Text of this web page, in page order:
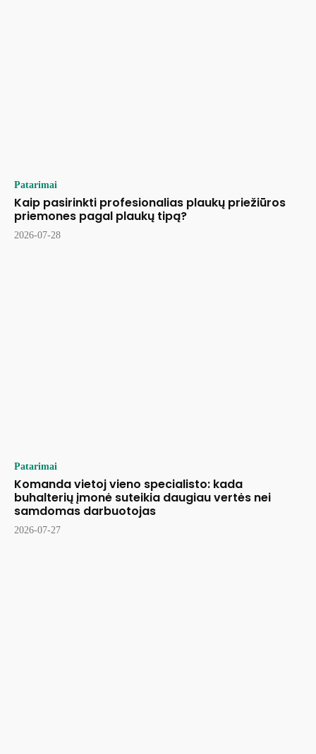
Patarimai
Kaip pasirinkti profesionalias plaukų priežiūros
priemones pagal plaukų tipą?
2026-07-28
Patarimai
Komanda vietoj vieno specialisto: kada
buhalterių įmonė suteikia daugiau vertės nei
samdomas darbuotojas
2026-07-27